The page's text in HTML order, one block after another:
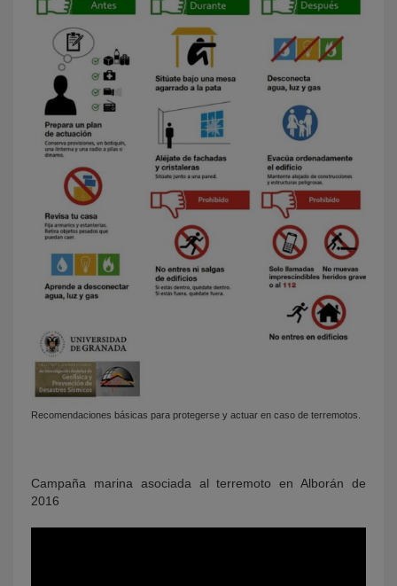
Recomendaciones básicas para protegerse y actuar en caso de terremotos.
Campaña marina asociada al terremoto en Alborán de
2016